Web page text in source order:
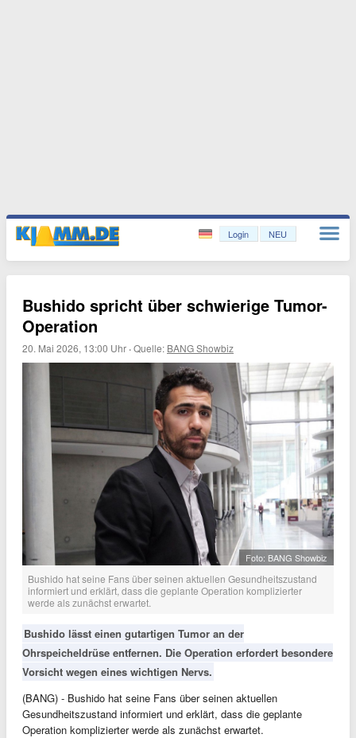
Login NEU
Bushido spricht über schwierige Tumor-
Operation
20. Mai 2026, 13:00 Uhr ·Quelle: BANG Showbiz
Foto: BANG Showbiz
Bushido hat seine Fans über seinen aktuellen Gesundheitszustand
informiert und erklärt, dass die geplante Operation komplizierter
werde als zunächst erwartet.
Bushido lässt einen gutartigen Tumor an der
Ohrspeicheldrüse entfernen. Die Operation erfordert besondere
Vorsicht wegen eines wichtigen Nervs.
(BANG) - Bushido hat seine Fans über seinen aktuellen
Gesundheitszustand informiert und erklärt, dass die geplante
Operation komplizierter werde als zunächst erwartet.